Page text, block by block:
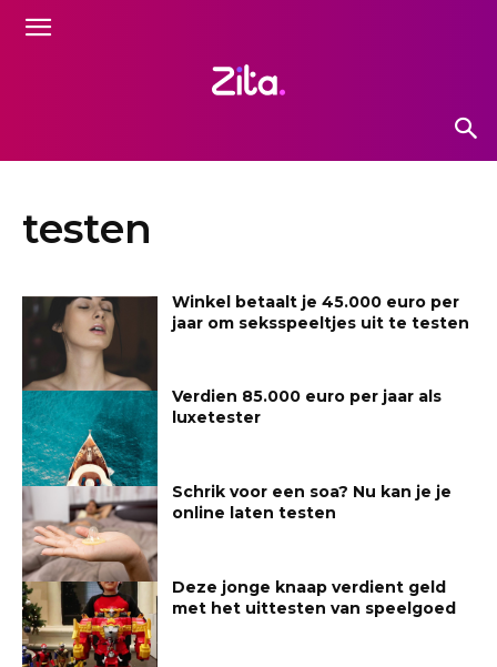
testen
Winkel betaalt je 45.000 euro per
jaar om seksspeeltjes uit te testen
Verdien 85.000 euro per jaar als
luxetester
Schrik voor een soa? Nu kan je je
online laten testen
Deze jonge knaap verdient geld
met het uittesten van speelgoed